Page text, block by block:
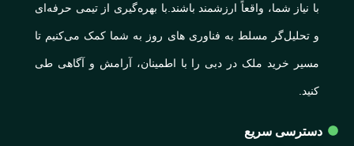
با نیاز شما، واقعاً ارزشمند باشند.با بهره‌گیری از تیمی حرفه‌ای
و تحلیل‌گر مسلط به فناوری های روز به شما کمک می‌کنیم تا
مسیر خرید ملک در دبی را با اطمینان، آرامش و آگاهی طی
کنید.
دسترسی سریع